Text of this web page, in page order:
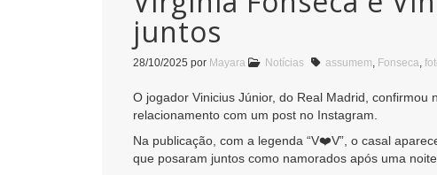
juntos
28/10/2025 por Mayara Notícias assumem, Fonseca,
O jogador Vinicius Júnior, do Real Madrid,
relacionamento com um post no Instagram.
Na publicação, com a legenda “V❤️V”, o casal
que posaram juntos como namorados após uma